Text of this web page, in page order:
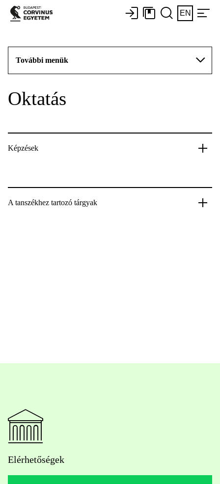
EN
További menük
Oktatás
Képzések
A tanszékhez tartozó tárgyak
Elérhetőségek